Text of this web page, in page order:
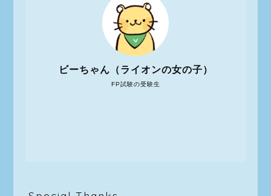
FP試験の受験生
ビーちゃん（ライオンの女の子）